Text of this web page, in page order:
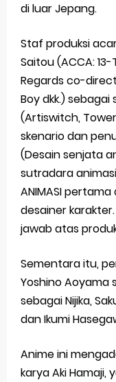
di luar Jepang.
Staf produksi
Saitou (ACCA:
Regards co-
Boy dkk.) sebagai
(Artiswitch,
skenario dan
(Desain senjata
sutradara
ANIMASI
desainer
jawab atas
Sementara itu,
Yoshino Aoyama
sebagai Nijika,
dan Ikumi
Anime ini
karya Aki Hamaji,